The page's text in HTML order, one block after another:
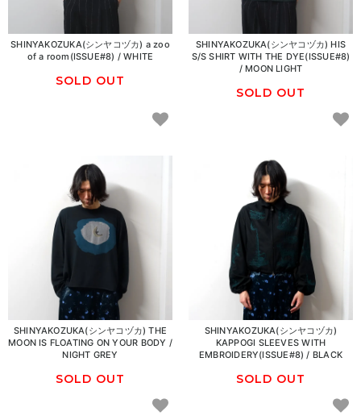
SHINYAKOZUKA(シンヤコヅカ) a zoo
of a room(ISSUE#8) / WHITE
SOLD OUT
SHINYAKOZUKA(シンヤコヅカ) HIS
S/S SHIRT WITH THE DYE(ISSUE#8)
/ MOON LIGHT
SOLD OUT
SHINYAKOZUKA(シンヤコヅカ) THE
MOON IS FLOATING ON YOUR BODY /
NIGHT GREY
SOLD OUT
SHINYAKOZUKA(シンヤコヅカ)
KAPPOGI SLEEVES WITH
EMBROIDERY(ISSUE#8) / BLACK
SOLD OUT